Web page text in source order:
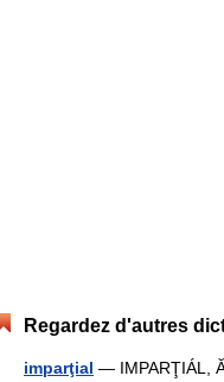
Regardez d'autres
imparţial — IMPARŢIÁL,